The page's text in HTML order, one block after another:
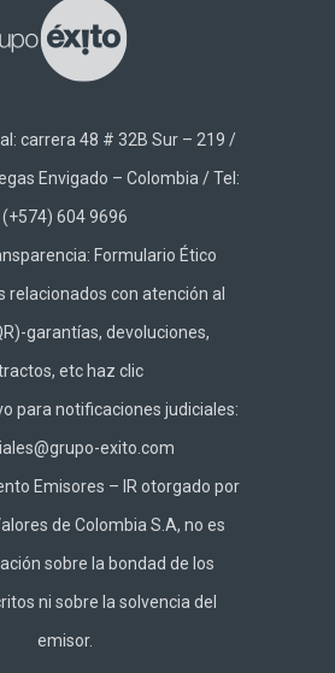
carrera 48 # 32B Sur – 219 /
Envigado – Colombia / Tel:
(+574) 604 9696
Formulario Ético
relacionados con atención al
garantías, devoluciones,
etc hazclic
para notificaciones judiciales:
exito.com
Emisores – IR otorgado por
de Colombia S.A, no es
sobre la bondad de los
ni sobre la solvencia del
emisor.